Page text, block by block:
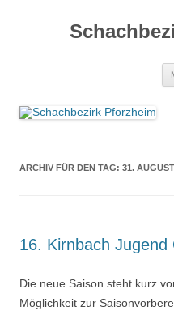
ARCHIV FÜR DEN TAG: 31.
16. Kirnbach Jugend
Die neue Saison steht kurz
Möglichkeit zur